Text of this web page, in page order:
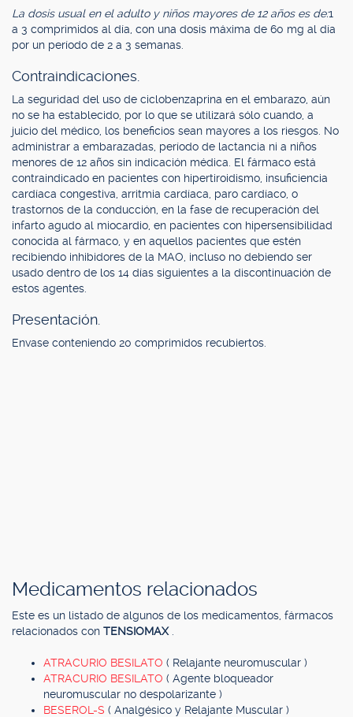
La dosis usual en el adulto y niños mayores de 12 años es de:1
a 3 comprimidos al día, con una dosis máxima de 60 mg al día
por un período de 2 a 3 semanas.
Contraindicaciones.
La seguridad del uso de ciclobenzaprina en el embarazo, aún
no se ha establecido, por lo que se utilizará sólo cuando, a
juicio del médico, los beneficios sean mayores a los riesgos. No
administrar a embarazadas, período de lactancia ni a niños
menores de 12 años sin indicación médica. El fármaco está
contraindicado en pacientes con hipertiroidismo, insuficiencia
cardíaca congestiva, arritmia cardíaca, paro cardíaco, o
trastornos de la conducción, en la fase de recuperación del
infarto agudo al miocardio, en pacientes con hipersensibilidad
conocida al fármaco, y en aquellos pacientes que estén
recibiendo inhibidores de la MAO, incluso no debiendo ser
usado dentro de los 14 días siguientes a la discontinuación de
estos agentes.
Presentación.
Envase conteniendo 20 comprimidos recubiertos.
Medicamentos relacionados
Este es un listado de algunos de los medicamentos, fármacos
relacionados con TENSIOMAX
ATRACURIO BESILATO ( Relajante neuromuscular )
ATRACURIO BESILATO ( Agente bloqueador
neuromuscular no despolarizante )
BESEROL-S ( Analgésico y Relajante Muscular )